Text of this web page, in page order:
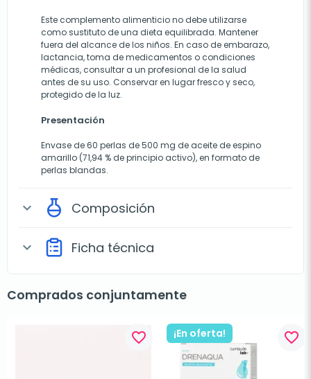
Este complemento alimenticio no debe utilizarse
como sustituto de una dieta equilibrada. Mantener
fuera del alcance de los niños. En caso de embarazo,
lactancia, toma de medicamentos o condiciones
médicas, consultar a un profesional de la salud
antes de su uso. Conservar en lugar fresco y seco,
protegido de la luz.
Presentación
Envase de 60 perlas de 500 mg de aceite de espino
amarillo (71,94 % de principio activo), en formato de
perlas blandas.
expand_more Composición
expand_more Ficha técnica
Comprados conjuntamente
favorite_border ¡En oferta! favorite_border